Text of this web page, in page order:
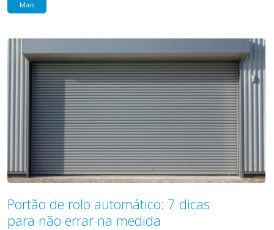
Mais
Portão de rolo automático: 7 dicas
para não errar na medida